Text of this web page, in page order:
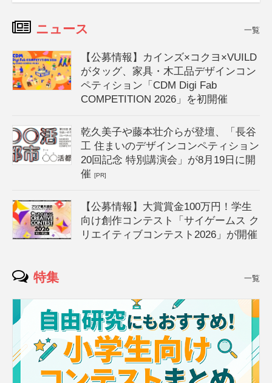
ニュース 一覧
【公募情報】カインズ×コクヨ×VUILD
がタッグ、家具・木工品デザインコン
ペティション「CDM Digi Fab
COMPETITION 2026」を初開催
乾久美子や藤本壮介らが登壇、「長谷
工 住まいのデザインコンペティション
20回記念 特別講演会」が8月19日に開
催[PR]
【公募情報】大賞賞金100万円！学生
向け創作コンテスト「サイゲームス ク
リエイティブコンテスト2026」が開催
特集 一覧